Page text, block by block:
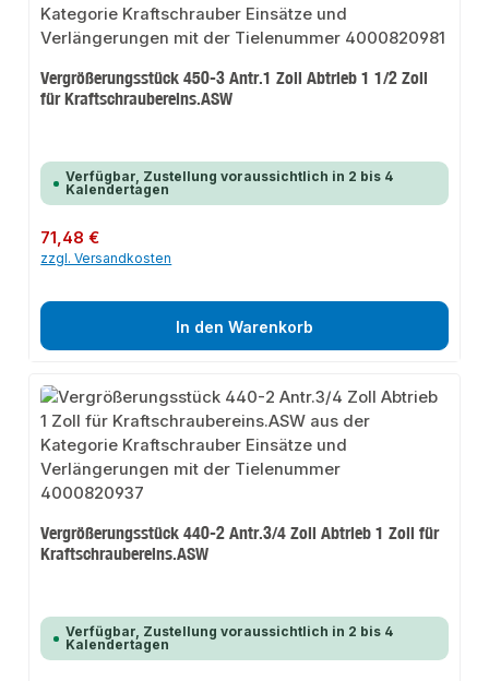
Vergrößerungsstück 450-3 Antr.1 Zoll Abtrieb 1 1/2 Zoll
für Kraftschraubereins.ASW
Verfügbar, Zustellung voraussichtlich in 2 bis 4
Kalendertagen
Regulärer Preis:
71,48 €
zzgl. Versandkosten
In den Warenkorb
Vergrößerungsstück 440-2 Antr.3/4 Zoll Abtrieb 1 Zoll für
Kraftschraubereins.ASW
Verfügbar, Zustellung voraussichtlich in 2 bis 4
Kalendertagen